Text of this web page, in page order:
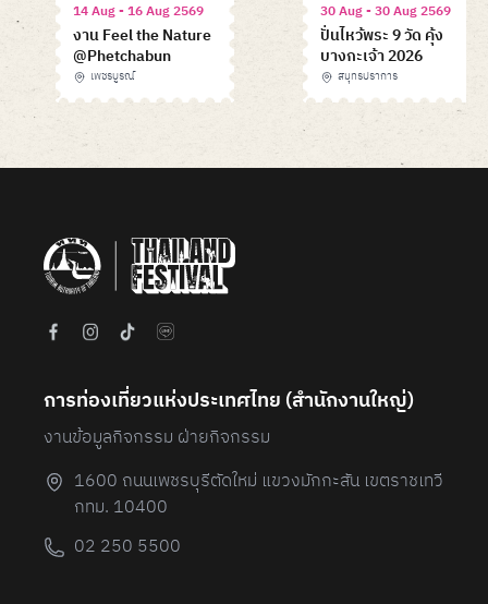
14 Aug - 16 Aug 2569
งาน Feel the Nature
@Phetchabun
เพชรบูรณ์
30 Aug - 30 Aug 2569
ปั่นไหว้พระ 9 วัด คุ้ง
บางกะเจ้า 2026
สมุทรปราการ
Item
of
การท่องเที่ยวแห่งประเทศไทย (สํานักงานใหญ่)
งานข้อมูลกิจกรรม ฝ่ายกิจกรรม
1600 ถนนเพชรบุรีตัดใหม่ แขวงมักกะสัน เขตราชเทวี
กทม. 10400
02 250 5500